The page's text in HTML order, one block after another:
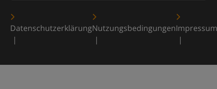
DatenschutzerklärungNutzungsbedingungenImpressum